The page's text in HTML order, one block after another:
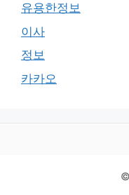
유용한정보
이사
정보
카카오